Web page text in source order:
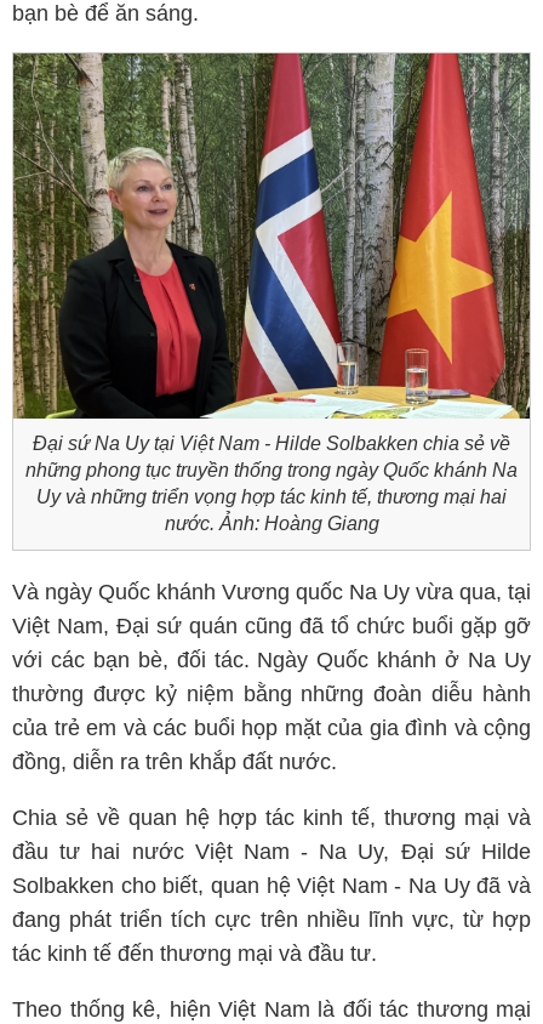
bạn bè để ăn sáng.
Đại sứ Na Uy tại Việt Nam - Hilde Solbakken chia sẻ về
những phong tục truyền thống trong ngày Quốc khánh Na
Uy và những triển vọng hợp tác kinh tế, thương mại hai
nước. Ảnh: Hoàng Giang
Và ngày Quốc khánh Vương quốc Na Uy vừa qua, tại
Việt Nam, Đại sứ quán cũng đã tổ chức buổi gặp gỡ
với các bạn bè, đối tác. Ngày Quốc khánh ở Na Uy
thường được kỷ niệm bằng những đoàn diễu hành
của trẻ em và các buổi họp mặt của gia đình và cộng
đồng, diễn ra trên khắp đất nước.
Chia sẻ về quan hệ hợp tác kinh tế, thương mại và
đầu tư hai nước Việt Nam - Na Uy, Đại sứ Hilde
Solbakken cho biết, quan hệ Việt Nam - Na Uy đã và
đang phát triển tích cực trên nhiều lĩnh vực, từ hợp
tác kinh tế đến thương mại và đầu tư.
Theo thống kê, hiện Việt Nam là đối tác thương mại